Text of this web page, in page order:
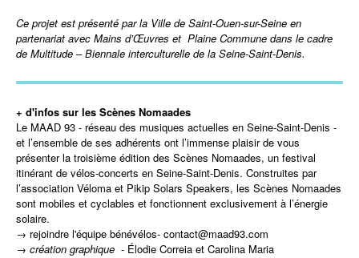
Ce projet est présenté par la Ville de Saint-Ouen-sur-Seine en
partenariat avec Mains d’Œuvres et Plaine Commune dans le cadre
de Multitude – Biennale interculturelle de la Seine-Saint-Denis.
+ d'infos sur les Scènes Nomaades
Le MAAD 93 - réseau des musiques actuelles en Seine-Saint-Denis -
et l’ensemble de ses adhérents ont l’immense plaisir de vous
présenter la troisième édition des Scènes Nomaades, un festival
itinérant de vélos-concerts en Seine-Saint-Denis. Construites par
l’association Véloma et Pikip Solars Speakers, les Scènes Nomaades
sont mobiles et cyclables et fonctionnent exclusivement à l’énergie
solaire.
→ rejoindre l'équipe bénévélos- contact@maad93.com
→ création graphique - Élodie Correia et Carolina Maria